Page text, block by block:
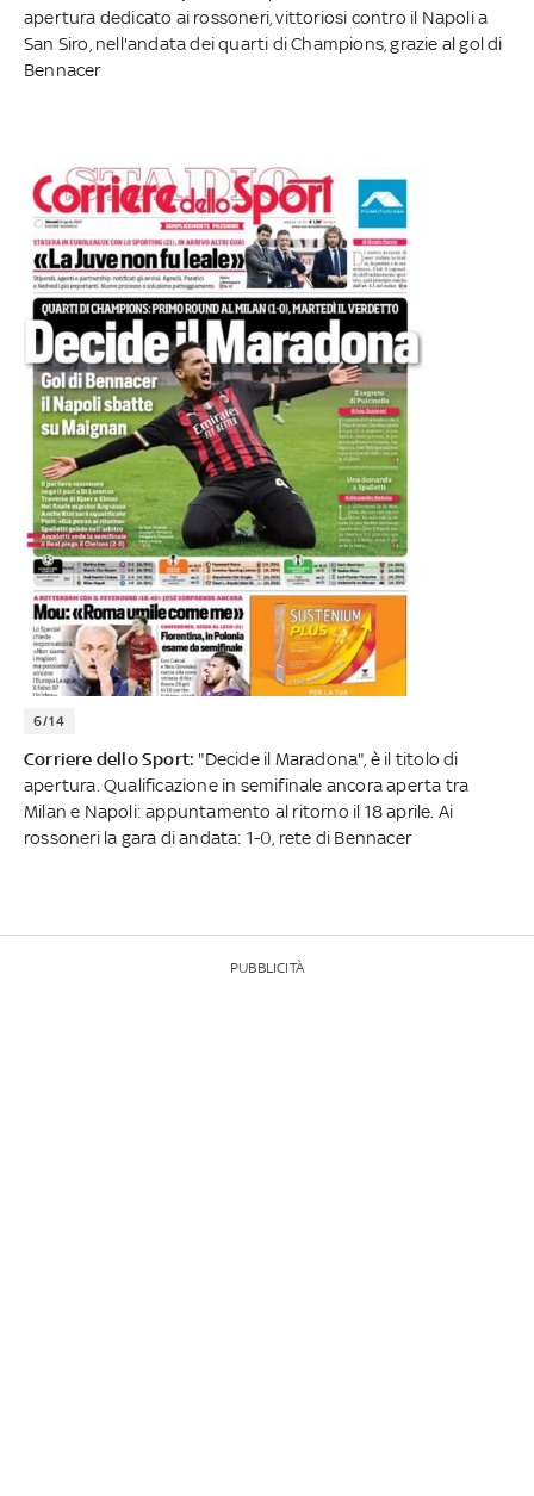
apertura dedicato ai rossoneri, vittoriosi contro il Napoli a
San Siro, nell'andata dei quarti di Champions, grazie al gol di
Bennacer
6/14
Corriere dello Sport: "Decide il Maradona", è il titolo di
apertura. Qualificazione in semifinale ancora aperta tra
Milan e Napoli: appuntamento al ritorno il 18 aprile. Ai
rossoneri la gara di andata: 1-0, rete di Bennacer
PUBBLICITÀ